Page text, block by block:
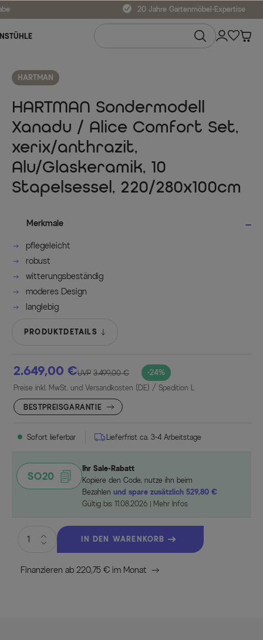
20 Jahre Gartenmöbel-Expertise
HARTMAN
HARTMAN Sondermodell
Xanadu / Alice Comfort Set,
xerix/anthrazit,
Alu/Glaskeramik, 10
Stapelsessel, 220/280x100cm
Merkmale
pflegeleicht
robust
witterungsbeständig
moderes Design
langlebig
PRODUKTDETAILS
2.649,00 € -24%
UVP 3.499,00 €
Preise inkl. MwSt. und Versandkosten (DE) / Spedition L
BESTPREISGARANTIE
Sofort lieferbar Lieferfrist ca. 3-4 Arbeitstage
SO20
Ihr Sale-Rabatt
Kopiere den Code, nutze ihn beim
Bezahlenund spare zusätzlich 529,80 €
Gültig bis 11.08.2026
Mehr Infos
IN DEN WARENKORB
Finanzieren ab 220,75 € im Monat